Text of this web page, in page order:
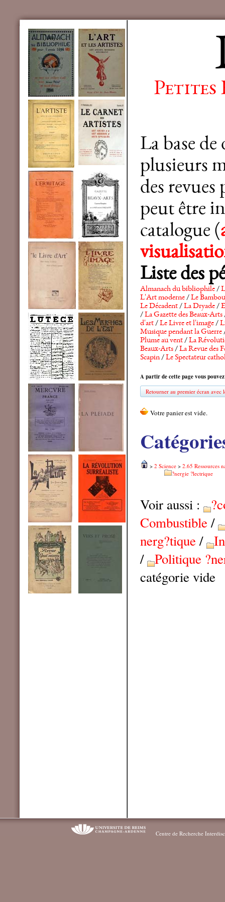
Petites
La base
plusieurs
des revues
peut être
catalogue (
Liste des
Almanach du bibliophile/
L'Art moderne/Le Bambou
Le Décadent/La Dryade/
/La Gazette des Beaux-Arts
d'art/Le Livre et l'image/
Musique pendant la Guerre
Plume au vent/La
Beaux-Arts/La Revue des
Scapin/Le Spectateur
A partir de cette page vous
Retourner au premier écran avec
> 2 Science > 2.65 Ressources
?nergie ?lectrique
Voir aussi :
Combustible/
nerg?tique/
/ Politique
catégorie vide
Centre de Recherche